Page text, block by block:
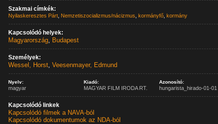
Szakmai címkék:
Nyilaskeresztes Párt Nemzetiszocializmus/nácizmus ,kormányfő ,kormány
Kapcsolódó helyek:
Magyarország, Budapest
Személyek:
Wessel, Horst,Veesenmayer, Edmund
Nyelv:
magyar
Kiadó:
MAGYAR FILM IRODA RT.
Azonosító:
hungarista_hirado-01-01
Kapcsolódó linkek
Kapcsolódó filmek a NAVA-ból
Kapcsolódó dokumentumok az NDA-ból